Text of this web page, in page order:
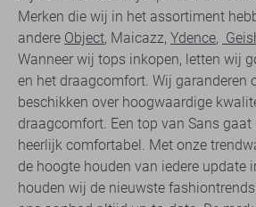
Merken die wij in het assortiment
andere Object, Maicazz, Ydence,
Wanneer wij tops inkopen, letten wij
en het draagcomfort. Wij garanderen
beschikken over hoogwaardige
draagcomfort. Een top van Sans
heerlijk comfortabel. Met onze
de hoogte houden van iedere update
houden wij de nieuwste